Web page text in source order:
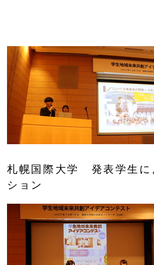
札幌国際大学 発表学生に
ション